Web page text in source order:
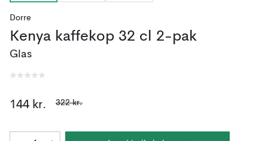
Dorre
Kenya kaffekop 32 cl 2-pak
Glas
144 kr. 322 kr.